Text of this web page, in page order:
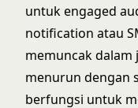
untuk engaged
notification atau
memuncak dalam
menurun dengan
berfungsi untuk